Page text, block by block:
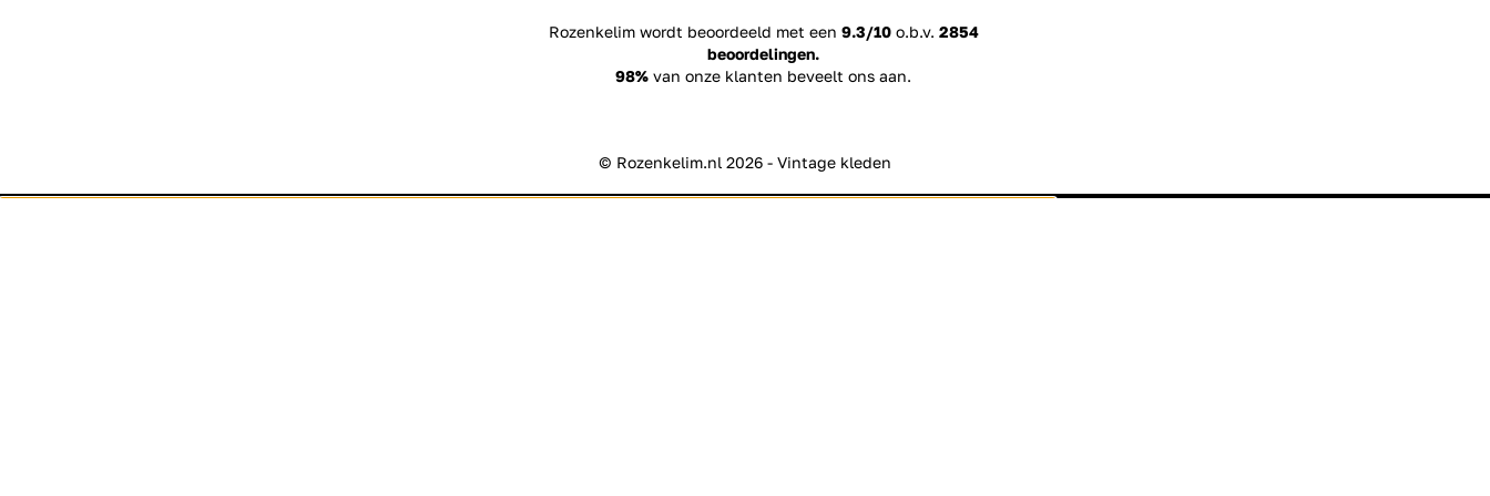
Rozenkelim wordt beoordeeld met een 9.3/10o.b.v. 2854
beoordelingen.
98% van onze klanten beveelt ons aan.
© Rozenkelim.nl 2026 - Vintage kleden